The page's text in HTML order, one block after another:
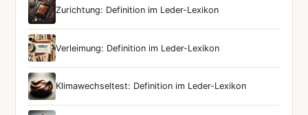
Zurichtung: Definition im Leder-Lexikon
Verleimung: Definition im Leder-Lexikon
Klimawechseltest: Definition im Leder-Lexikon